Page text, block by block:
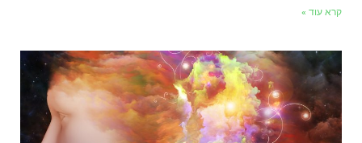
קרא עוד »